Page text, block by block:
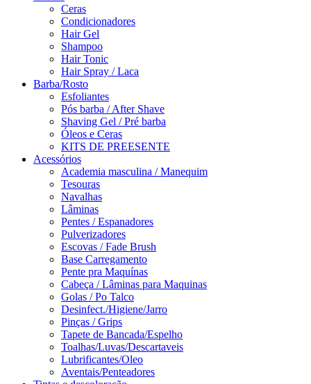
Ceras
Condicionadores
Hair Gel
Shampoo
Hair Tonic
Hair Spray / Laca
Barba/Rosto
Esfoliantes
Pós barba / After Shave
Shaving Gel / Pré barba
Óleos e Ceras
KITS DE PREESENTE
Acessórios
Academia masculina / Manequim
Tesouras
Navalhas
Lâminas
Pentes / Espanadores
Pulverizadores
Escovas / Fade Brush
Base Carregamento
Pente pra Maquínas
Cabeça / Lâminas para Maquinas
Golas / Po Talco
Desinfect./Higiene/Jarro
Pinças / Grips
Tapete de Bancada/Espelho
Toalhas/Luvas/Descartaveis
Lubrificantes/Oleo
Aventais/Penteadores